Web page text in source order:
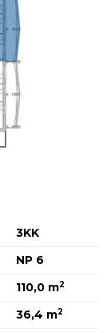
3KK
NP 6
110,0 m2
36,4 m2